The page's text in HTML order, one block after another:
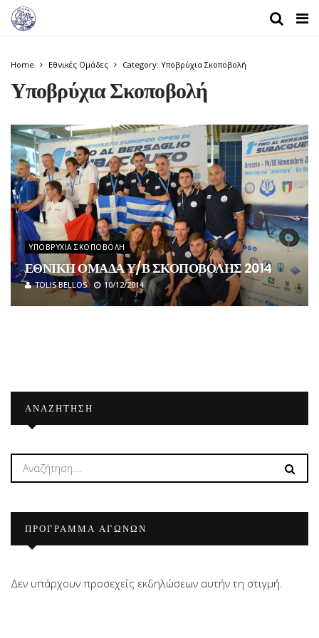
Home Εθνικές Ομάδες Category: Υποβρύχια Σκοποβολή
Υποβρύχια Σκοποβολή
ΥΠΟΒΡΎΧΙΑ ΣΚΟΠΟΒΟΛΉ
ΕΘΝΙΚΗ ΟΜΑΔΑ Υ/Β ΣΚΟΠΟΒΟΛΗΣ 2014
TOLIS BELLOS 10/12/2014
ΑΝΑΖΉΤΗΣΗ
ΠΡΟΓΡΑΜΜΑ ΑΓΩΝΩΝ
Δεν υπάρχουν προσεχείς εκδηλώσεων αυτήν τη στιγμή.